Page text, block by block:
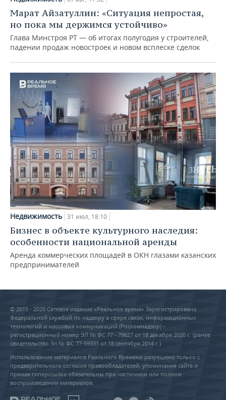
Марат Айзатуллин: «Ситуация непростая,
но пока мы держимся устойчиво»
Глава Минстроя РТ — об итогах полугодия у строителей,
падении продаж новостроек и новом всплеске сделок
Недвижимость 31 июл, 18:10
Бизнес в объекте культурного наследия:
особенности национальной аренды
Аренда коммерческих площадей в ОКН глазами казанских
предпринимателей
© 2015 - 2026 Сетевое издание «Реальное время» Зарегистрировано
Федеральной службой по надзору в сфере связи, информационных
технологий и массовых коммуникаций (Роскомнадзор) –
регистрационный номер ЭЛ № ФС 77 - 79627 от 18 декабря 2020 г. (ранее
свидетельство Эл № ФС 77-59331 от 18 сентября 2014 г.)
Использование материалов Реального Времени разрешено только с
предварительного согласия правообладателей, упоминание сайта и
прямая гиперссылка обязательны при частичном или полном
воспроизведении материалов.